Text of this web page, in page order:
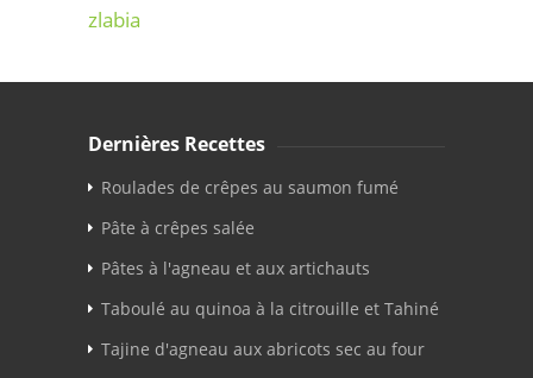
zlabia
Dernières Recettes
Roulades de crêpes au saumon fumé
Pâte à crêpes salée
Pâtes à l'agneau et aux artichauts
Taboulé au quinoa à la citrouille et Tahiné
Tajine d'agneau aux abricots sec au four